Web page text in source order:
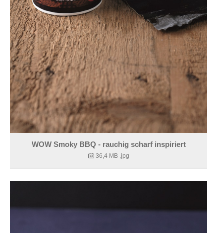
WOW Smoky BBQ - rauchig scharf inspiriert
36,4 MB .jpg